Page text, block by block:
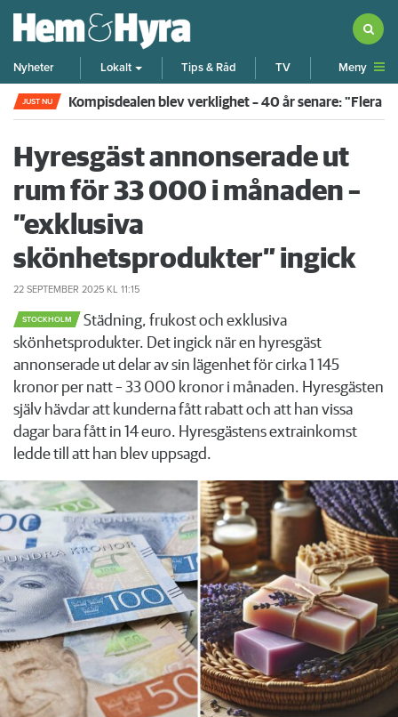
Nyheter Lokalt Tips & Råd TV Meny
JUST NU Kompisdealen blev verklighet – 40 år senare: "Flera
Hyresgäst annonserade ut
rum för 33 000 i månaden –
”exklusiva
skönhetsprodukter” ingick
22 SEPTEMBER 2025 KL 11:15
STOCKHOLM
Städning, frukost och exklusiva
skönhetsprodukter. Det ingick när en hyresgäst
annonserade ut delar av sin lägenhet för cirka 1 145
kronor per natt – 33 000 kronor i månaden. Hyresgästen
själv hävdar att kunderna fått rabatt och att han vissa
dagar bara fått in 14 euro. Hyresgästens extrainkomst
ledde till att han blev uppsagd.